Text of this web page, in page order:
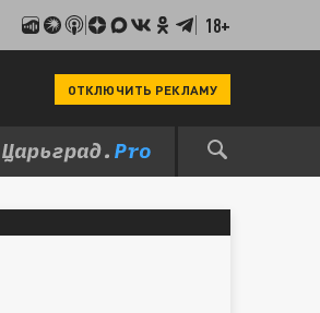
18+
ОТКЛЮЧИТЬ РЕКЛАМУ